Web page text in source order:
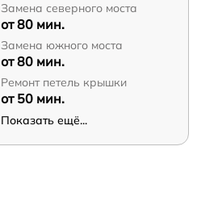
Замена северного моста
от 80 мин.
Замена южного моста
от 80 мин.
Ремонт петель крышки
от 50 мин.
Показать ещё...